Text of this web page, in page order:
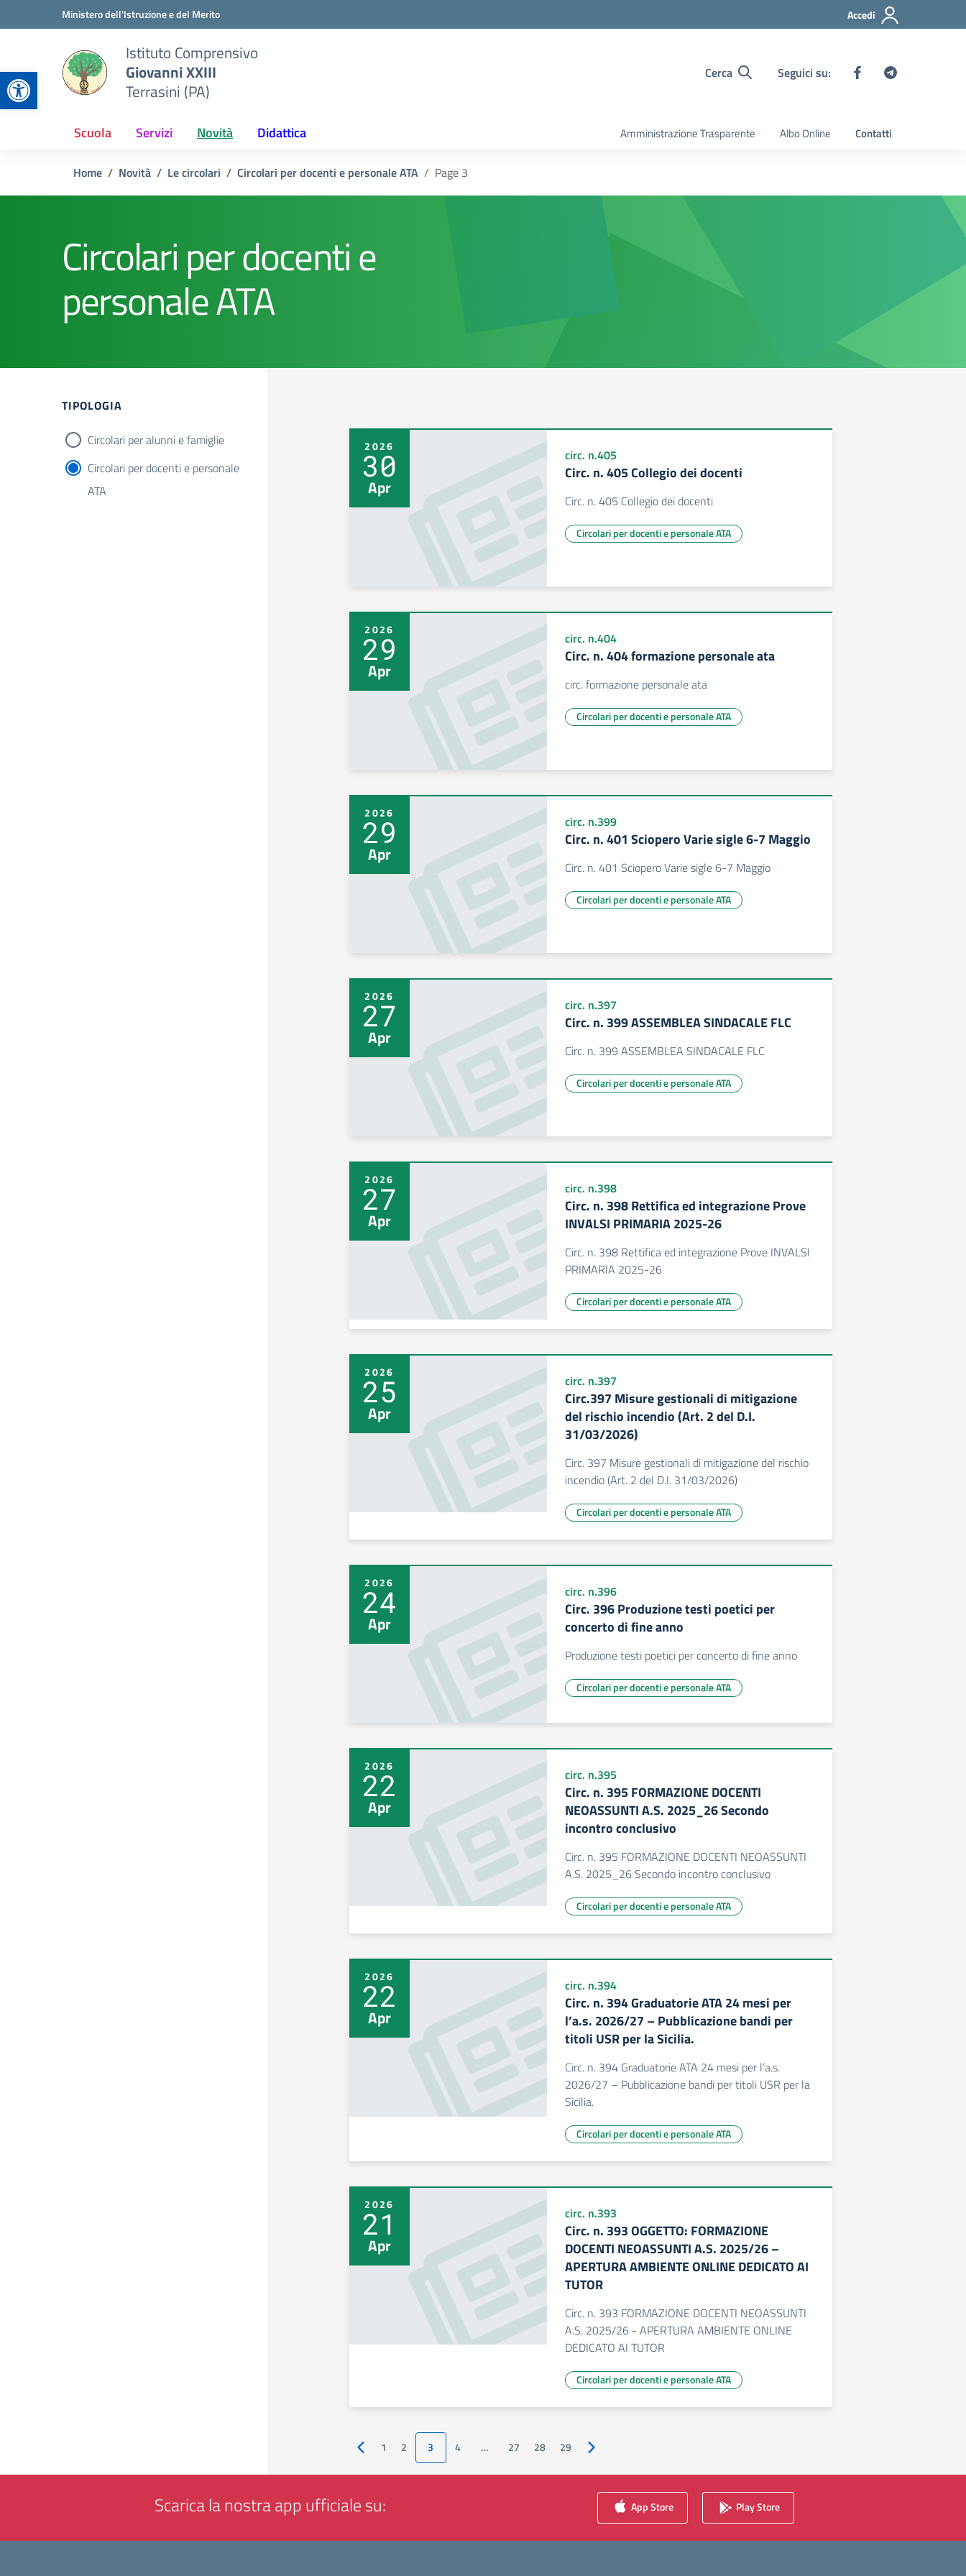
Apri la barra degli strumenti
Vai ai contenuti
Vai al menu di navigazioneMinistero dell'Istruzione e del Merito Accedi
Istituto Comprensivo
Giovanni XXIII
Terrasini (PA)
Cerca Seguici su:
Scuola Servizi Novità Didattica Amministrazione Trasparente Albo Online Contatti
Home Novità Le circolari Circolari per docenti e personale ATA Page 3
Circolari per docenti e
personale ATA
Filtri
TIPOLOGIA
Circolari per alunni e famiglie
Circolari per docenti e personale
ATA
2026
30
Apr
circ. n.405
Circ. n. 405 Collegio dei docenti
Circ. n. 405 Collegio dei docenti
Circolari per docenti e personale ATA
2026
29
Apr
circ. n.404
Circ. n. 404 formazione personale ata
circ. formazione personale ata
Circolari per docenti e personale ATA
2026
29
Apr
circ. n.399
Circ. n. 401 Sciopero Varie sigle 6-7 Maggio
Circ. n. 401 Sciopero Varie sigle 6-7 Maggio
Circolari per docenti e personale ATA
2026
27
Apr
circ. n.397
Circ. n. 399 ASSEMBLEA SINDACALE FLC
Circ. n. 399 ASSEMBLEA SINDACALE FLC
Circolari per docenti e personale ATA
2026
27
Apr
circ. n.398
Circ. n. 398 Rettifica ed integrazione Prove
INVALSI PRIMARIA 2025-26
Circ. n. 398 Rettifica ed integrazione Prove INVALSI
PRIMARIA 2025-26
Circolari per docenti e personale ATA
2026
25
Apr
circ. n.397
Circ.397 Misure gestionali di mitigazione
del rischio incendio (Art. 2 del D.I.
31/03/2026)
Circ. 397 Misure gestionali di mitigazione del rischio
incendio (Art. 2 del D.I. 31/03/2026)
Circolari per docenti e personale ATA
2026
24
Apr
circ. n.396
Circ. 396 Produzione testi poetici per
concerto di fine anno
Produzione testi poetici per concerto di fine anno
Circolari per docenti e personale ATA
2026
22
Apr
circ. n.395
Circ. n. 395 FORMAZIONE DOCENTI
NEOASSUNTI A.S. 2025_26 Secondo
incontro conclusivo
Circ. n. 395 FORMAZIONE DOCENTI NEOASSUNTI
A.S. 2025_26 Secondo incontro conclusivo
Circolari per docenti e personale ATA
2026
22
Apr
circ. n.394
Circ. n. 394 Graduatorie ATA 24 mesi per
l’a.s. 2026/27 – Pubblicazione bandi per
titoli USR per la Sicilia.
Circ. n. 394 Graduatorie ATA 24 mesi per l’a.s.
2026/27 – Pubblicazione bandi per titoli USR per la
Sicilia.
Circolari per docenti e personale ATA
2026
21
Apr
circ. n.393
Circ. n. 393 OGGETTO: FORMAZIONE
DOCENTI NEOASSUNTI A.S. 2025/26 –
APERTURA AMBIENTE ONLINE DEDICATO AI
TUTOR
Circ. n. 393 FORMAZIONE DOCENTI NEOASSUNTI
A.S. 2025/26 - APERTURA AMBIENTE ONLINE
DEDICATO AI TUTOR
Circolari per docenti e personale ATA
Pagina precedente
1 2 3 4 … 27 28 29 Pagina successiva
Scarica la nostra app ufficiale su: App Store Play Store